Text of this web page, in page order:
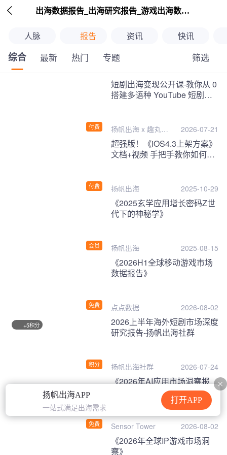
扬帆出海APP
一站式满足出海需求
打开APP
 出海数据报告_出海研究报告_游戏出海数据报告_海外趋势分析-扬帆出海
人脉 报告 资讯 快讯
综合 最新 热门 专题 筛选
继续下拉刷新
付费
短剧出海变现公开课·教你从 0
搭建多语种 YouTube 短剧频
扬帆出海 x 趣丸千 2026-07-21
付费
超强版！《iOS4.3上架方案》
文档+视频 手把手教你如何一
扬帆出海 2025-10-29
会员
《2025玄学应用增长密码Z世
代下的神秘学》
扬帆出海 2025-08-15
免费
《2026H1全球移动游戏市场
数据报告》
点点数据 2026-08-02
+5积分
积分
2026上半年海外短剧市场深度
研究报告-扬帆出海社群
扬帆出海社群 2026-07-24
免费
《2026年AI应用市场洞察报
Sensor Tower 2026-08-02
《2026年全球IP游戏市场洞
察》